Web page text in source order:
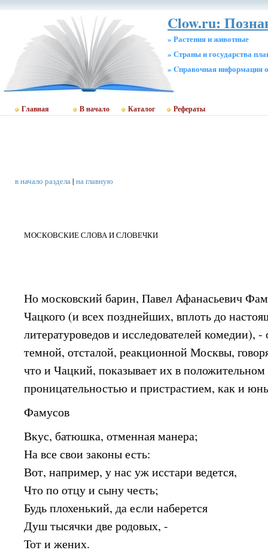
Clow.ru:
» Растения и животные
» Страны и государства
» Cправочная информация
Главная В начало Каталог Рефераты
в начало раздела| на главную
МОСКОВСКИЕ СЛОВА И СЛОВЕЧКИ
Но московский барин, Павел Афанасьевич
Чацкого (и всех позднейших, вплоть до
литературоведов и исследователей комедии),
темной, отсталой, реакционной Москвы,
что и Чацкий, показывает их в
проницательностью и пристрастием, как и
Фамусов
Вкус, батюшка, отменная манера;
На все свои законы есть:
Вот, например, у нас уж исстари ведется,
Что по отцу и сыну честь;
Будь плохенький, да если наберется
Душ тысячки две родовых, -
Тот и жених.